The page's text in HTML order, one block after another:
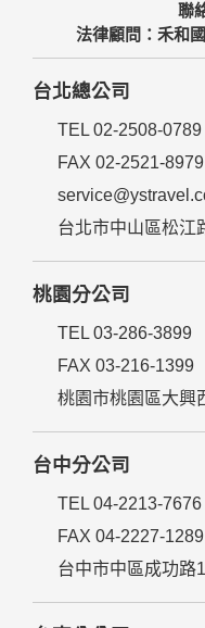
聯
法律顧問：禾和
台北總公司
TEL 02-2508-0789
FAX 02-2521-8979
台北市中山區松江
桃園分公司
TEL 03-286-3899
FAX 03-216-1399
桃園市桃園區大興
台中分公司
TEL 04-2213-7676
FAX 04-2227-1289
台中市中區成功路